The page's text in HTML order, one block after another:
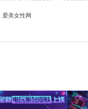
爱美女性网